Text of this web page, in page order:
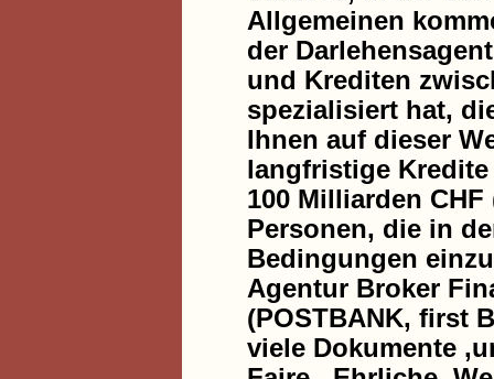
Allgemeinen
der
und Krediten
spezialisiert hat,
Ihnen auf dieser
langfristige Kredite
100 Milliarden
Personen, die in
Bedingungen
Agentur Broker
(POSTBANK, first
viele Dokumente